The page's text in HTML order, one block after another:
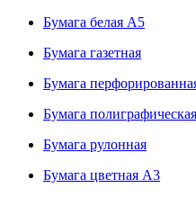
Бумага белая А5
Бумага газетная
Бумага
Бумага полиграфическая
Бумага рулонная
Бумага цветная А3